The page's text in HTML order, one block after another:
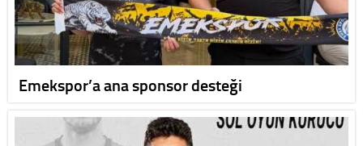
Emekspor’a ana sponsor desteği